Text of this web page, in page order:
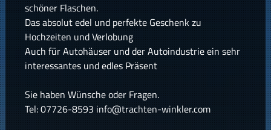
schöner Flaschen.
Das absolut edel und perfekte Geschenk zu
Hochzeiten und Verlobung
Auch für Autohäuser und der Autoindustrie ein sehr
interessantes und edles Präsent
Sie haben Wünsche oder Fragen.
Tel: 07726-8593 info@trachten-winkler.com